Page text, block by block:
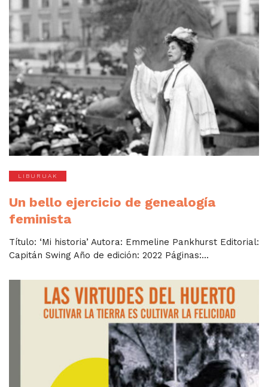
LIBURUAK
Un bello ejercicio de genealogía
feminista
Título: ‘Mi historia’ Autora: Emmeline Pankhurst Editorial:
Capitán Swing Año de edición: 2022 Páginas:...